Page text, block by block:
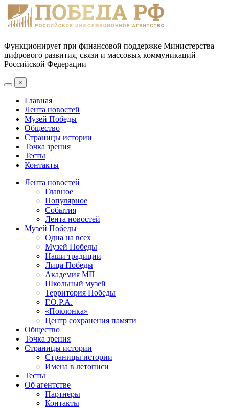
Функционирует при финансовой поддержке Министерства
цифрового развития, связи и массовых коммуникаций
Российской Федерации
×
Главная
Лента новостей
Музей Победы
Общество
Страницы истории
Точка зрения
Тесты
Контакты
Лента новостей
Главное
Популярное
События
Лента новостей
Музей Победы
Одна на всех
Музей Победы
Наши традиции
Лица Победы
Академия МП
Школьный музей
Территория Победы
Г.О.Р.А.
«Поклонка»
Центр сохранения памяти
Общество
Точка зрения
Страницы истории
Страницы истории
Имена в летописи
Тесты
Об агентстве
Партнеры
Контакты